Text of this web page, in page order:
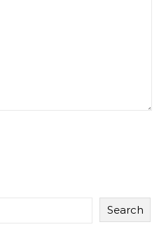
Search